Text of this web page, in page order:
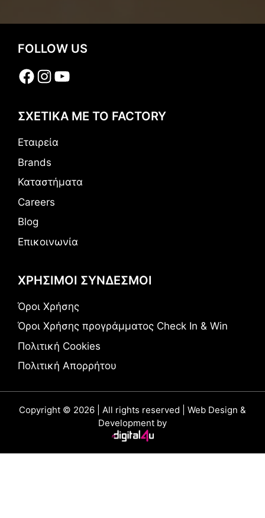
FOLLOW US
Facebook
Instagram
YouTube
ΣΧΕΤΙΚΑ ΜΕ ΤΟ FACTORY
Εταιρεία
Brands
Καταστήματα
Careers
Blog
Επικοινωνία
ΧΡΗΣΙΜΟΙ ΣΥΝΔΕΣΜΟΙ
Όροι Χρήσης
Όροι Χρήσης προγράμματος Check In & Win
Πολιτική Cookies
Πολιτική Απορρήτου
Copyright © 2026 | All rights reserved | Web Design &
Development by